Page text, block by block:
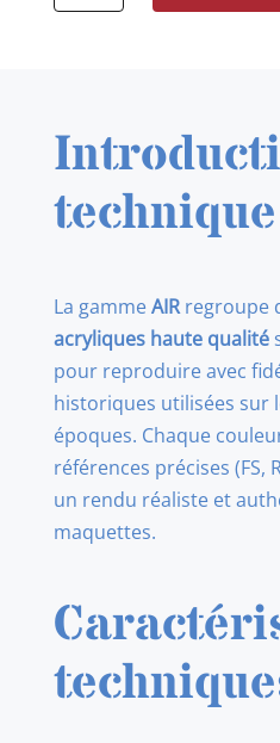
technique
La gammeAIRregroupe
acryliques haute qualité
pour reproduire avec
historiques utilisées sur
époques. Chaque
références précises (FS,
un rendu réaliste et
maquettes.